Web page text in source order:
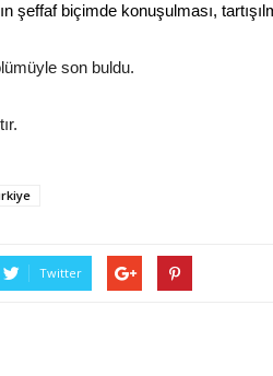
şeffaf biçimde konuşulması,
son buldu.
Twitter